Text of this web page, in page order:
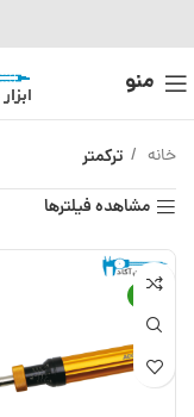
منو
خانه ترکمتر
مشاهده فیلترها
-17%